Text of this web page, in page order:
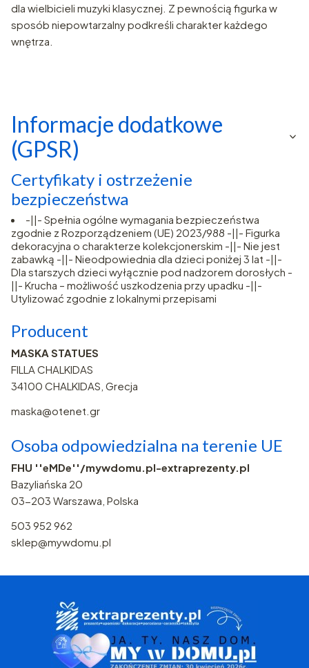
dla wielbicieli muzyki klasycznej. Z pewnością figurka w
sposób niepowtarzalny podkreśli charakter każdego
wnętrza.
Informacje dodatkowe
(GPSR)
Certyfikaty i ostrzeżenie
bezpieczeństwa
-||- Spełnia ogólne wymagania bezpieczeństwa
zgodnie z Rozporządzeniem (UE) 2023/988 -||- Figurka
dekoracyjna o charakterze kolekcjonerskim -||- Nie jest
zabawką -||- Nieodpowiednia dla dzieci poniżej 3 lat -||-
Dla starszych dzieci wyłącznie pod nadzorem dorosłych -
||- Krucha – możliwość uszkodzenia przy upadku -||-
Utylizować zgodnie z lokalnymi przepisami
Producent
MASKA STATUES
FILLA CHALKIDAS
34100 CHALKIDAS, Grecja
maska@otenet.gr
Osoba odpowiedzialna na terenie UE
FHU ''eMDe''/mywdomu.pl-extraprezenty.pl
Bazyliańska 20
03-203 Warszawa, Polska
503 952 962
sklep@mywdomu.pl